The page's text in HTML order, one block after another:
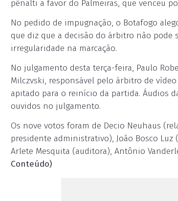
pênalti a favor do Palmeiras, que venceu
No pedido de impugnação, o Botafogo
que diz que a decisão do árbitro não pode
irregularidade na marcação.
No julgamento desta terça-feira, Paulo
Milczvski, responsável pelo árbitro de
apitado para o reinício da partida. Áudios
ouvidos no julgamento.
Os nove votos foram de Decio Neuhaus
presidente administrativo), João Bosco
Arlete Mesquita (auditora), Antônio
Conteúdo)